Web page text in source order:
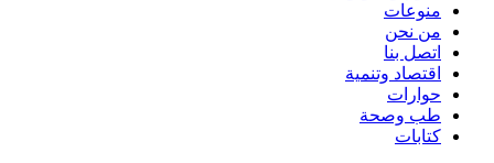
منوعات
من نحن
اتصل بنا
اقتصاد وتنمية
حوارات
طب وصحة
كتابات